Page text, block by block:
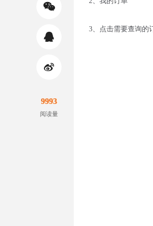
9993
阅读量
3、点击需要查询的